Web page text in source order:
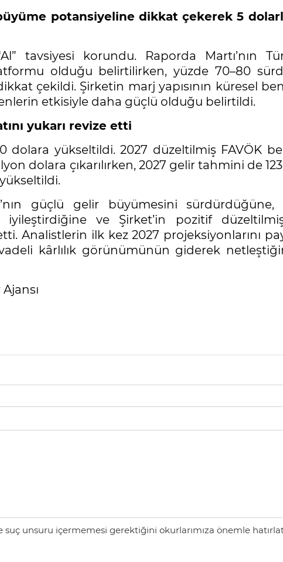
potansiyeline dikkat çekerek 5
tavsiyesi korundu. Raporda Martı’nın
olduğu belirtilirken, yüzde 70–80
çekildi. Şirketin marj yapısının küresel
etkisiyle daha güçlü olduğu belirtildi.
yukarı revize etti
dolara yükseltildi. 2027 düzeltilmiş FAVÖK
dolara çıkarılırken, 2027 gelir tahmini de
güçlü gelir büyümesini sürdürdüğüne,
iyileştirdiğine ve Şirket’in pozitif
Analistlerin ilk kez 2027 projeksiyonlarını
kârlılık görünümünün giderek
unsuru içermemesi gerektiğini okurlarımıza önemle